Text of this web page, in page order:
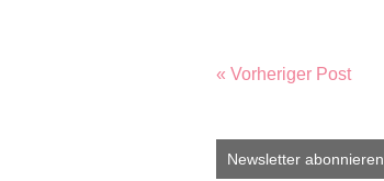
« Vorheriger Post
Newsletter abonnieren